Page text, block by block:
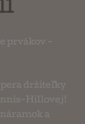
prvákov -
pera držiteľky
Hillovej!
a